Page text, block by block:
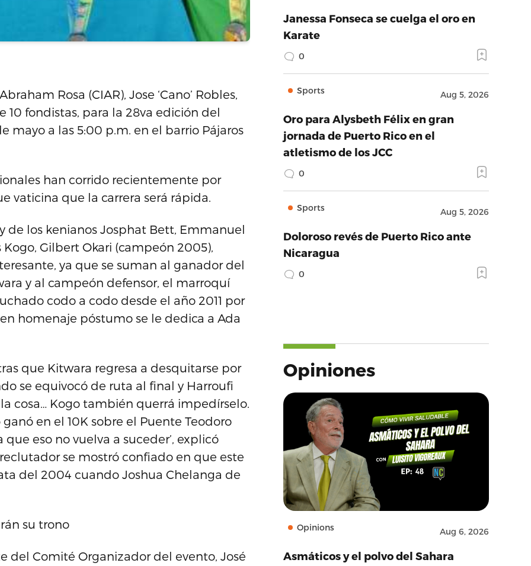
Rosa (CIAR), Jose ‘Cano’ Robles,
fondistas, para la 28va edición del
mayo a las 5:00 p.m. en el barrio Pájaros
han corrido recientemente por
vaticina que la carrera será rápida.
de los kenianos Josphat Bett, Emmanuel
Gilbert Okari (campeón 2005),
ya que se suman al ganador del
y al campeón defensor, el marroquí
codo a codo desde el año 2011 por
homenaje póstumo se le dedica a Ada
que Kitwara regresa a desquitarse por
se equivocó de ruta al final y Harroufi
cosa… Kogo también querrá impedírselo.
en el 10K sobre el Puente Teodoro
eso no vuelva a suceder’, explicó
se mostró confiado en que este
del 2004 cuando Joshua Chelanga de
su trono
del Comité Organizador del evento, José
Janessa Fonseca se cuelga el oro en
Karate
0
Sports Aug 5, 2026
Oro para Alysbeth Félix en gran
jornada de Puerto Rico en el
atletismo de los JCC
0
Sports Aug 5, 2026
Doloroso revés de Puerto Rico ante
Nicaragua
0
Opiniones
Opinions Aug 6, 2026
Asmáticos y el polvo del Sahara